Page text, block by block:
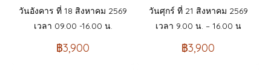
วันอังคาร ที่ 18 สิงหาคม 2569
เวลา 09.00 -16.00 น.
฿3,900
วันศุกร์ ที่ 21 สิงหาคม 2569
เวลา 9.00 น. – 16.00 น
฿3,900